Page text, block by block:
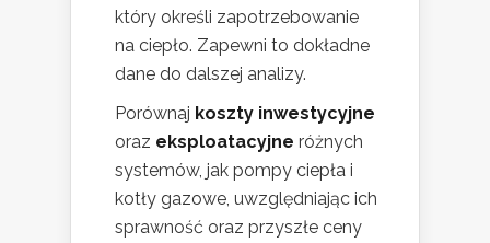
który określi zapotrzebowanie
na ciepło. Zapewni to dokładne
dane do dalszej analizy.
Porównaj koszty inwestycyjne
oraz eksploatacyjne różnych
systemów, jak pompy ciepła i
kotły gazowe, uwzględniając ich
sprawność oraz przyszłe ceny